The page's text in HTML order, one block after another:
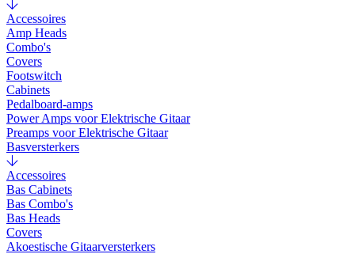
Accessoires
Amp Heads
Combo's
Covers
Footswitch
Cabinets
Pedalboard-amps
Power Amps voor Elektrische Gitaar
Preamps voor Elektrische Gitaar
Basversterkers
Accessoires
Bas Cabinets
Bas Combo's
Bas Heads
Covers
Akoestische Gitaarversterkers